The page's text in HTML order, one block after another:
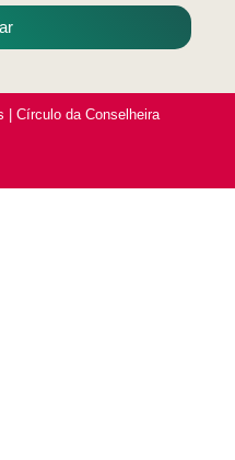
| Círculo da Conselheira